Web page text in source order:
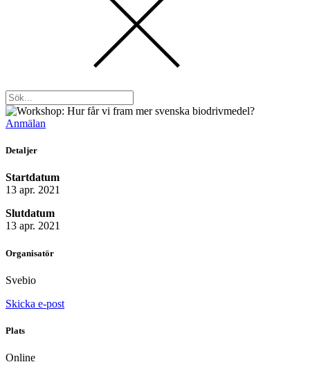
Anmälan
Detaljer
Startdatum
13 apr. 2021
Slutdatum
13 apr. 2021
Organisatör
Svebio
Skicka e-post
Plats
Online